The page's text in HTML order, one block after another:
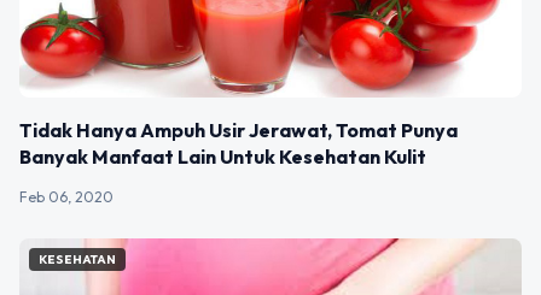
Tidak Hanya Ampuh Usir Jerawat, Tomat Punya
Banyak Manfaat Lain Untuk Kesehatan Kulit
Feb 06, 2020
KESEHATAN